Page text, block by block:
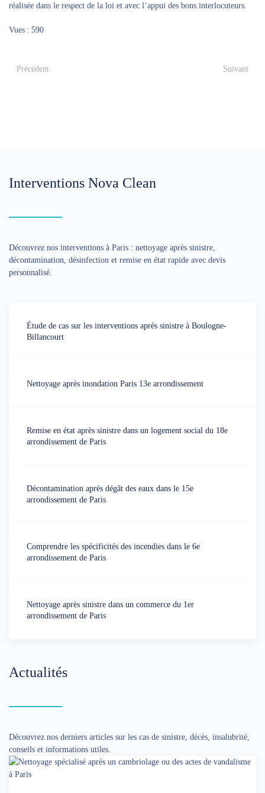
réalisée dans le respect de la loi et avec l’appui des bons interlocuteurs.
Vues : 590
Précédent Suivant
Interventions Nova Clean
Découvrez nos interventions à Paris : nettoyage après sinistre,
décontamination, désinfection et remise en état rapide avec devis
personnalisé.
Étude de cas sur les interventions après sinistre à Boulogne-
Billancourt
Nettoyage après inondation Paris 13e arrondissement
Remise en état après sinistre dans un logement social du 18e
arrondissement de Paris
Décontamination après dégât des eaux dans le 15e
arrondissement de Paris
Comprendre les spécificités des incendies dans le 6e
arrondissement de Paris
Nettoyage après sinistre dans un commerce du 1er
arrondissement de Paris
Actualités
Découvrez nos derniers articles sur les cas de sinistre, décès, insalubrité,
conseils et informations utiles.